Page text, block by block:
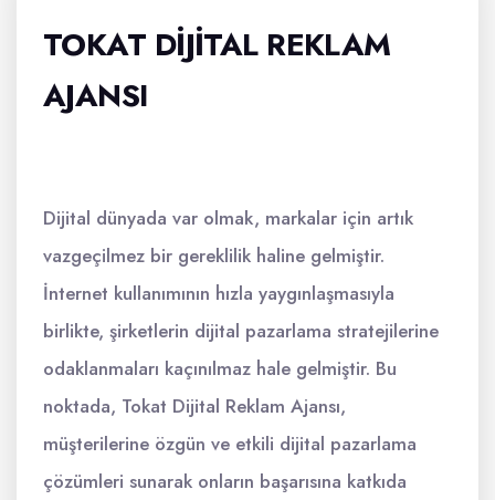
TOKAT DIJITAL REKLAM
AJANSI
Dijital dünyada var olmak, markalar için artık
vazgeçilmez bir gereklilik haline gelmiştir.
İnternet kullanımının hızla yaygınlaşmasıyla
birlikte, şirketlerin dijital pazarlama stratejilerine
odaklanmaları kaçınılmaz hale gelmiştir. Bu
noktada, Tokat Dijital Reklam Ajansı,
müşterilerine özgün ve etkili dijital pazarlama
çözümleri sunarak onların başarısına katkıda